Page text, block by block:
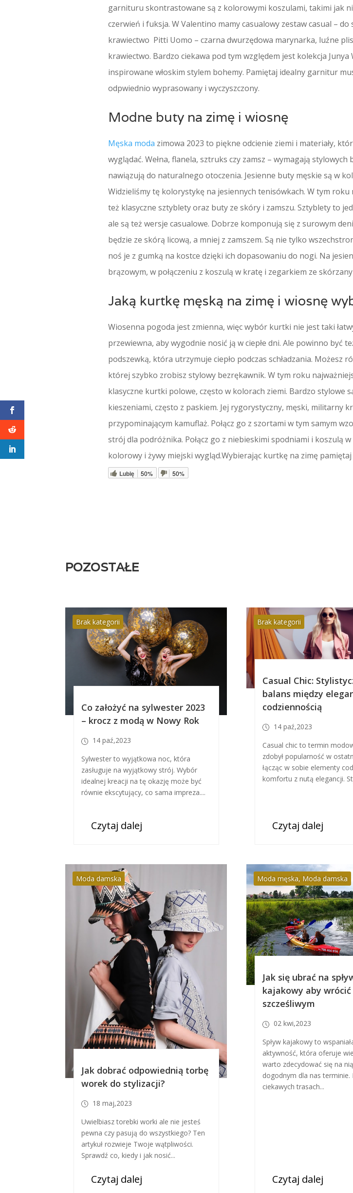
garnituru skontrastowane są z kolorowymi koszulami, takimi jak
czerwień i fuksja. W Valentino mamy casualowy zestaw casual –
krawiectwo Pitti Uomo – czarna dwurzędowa marynarka, luźne
krawiectwo. Bardzo ciekawa pod tym względem jest kolekcja
inspirowane włoskim stylem bohemy. Pamiętaj idealny garnitur
odpwiednio wyprasowany i wyczyszczony.
Modne buty na zimę i wiosnę
Męska moda zimowa 2023 to piękne odcienie ziemi i materiały,
wyglądać. Wełna, flanela, sztruks czy zamsz – wymagają
nawiązują do naturalnego otoczenia. Jesienne buty męskie są w
Widzieliśmy tę kolorystykę na jesiennych tenisówkach. W tym
też klasyczne sztyblety oraz buty ze skóry i zamszu. Sztyblety to
ale są też wersje casualowe. Dobrze komponują się z surowym
będzie ze skórą licową, a mniej z zamszem. Są nie tylko
noś je z gumką na kostce dzięki ich dopasowaniu do nogi. Na
brązowym, w połączeniu z koszulą w kratę i zegarkiem ze
Jaką kurtkę męską na zimę i wiosnę
Wiosenna pogoda jest zmienna, więc wybór kurtki nie jest taki
przewiewna, aby wygodnie nosić ją w ciepłe dni. Ale powinno być
podszewką, która utrzymuje ciepło podczas schładzania. Możesz
której szybko zrobisz stylowy bezrękawnik. W tym roku
klasyczne kurtki polowe, często w kolorach ziemi. Bardzo stylowe
kieszeniami, często z paskiem. Jej rygorystyczny, męski, militarny
przypominającym kamuflaż. Połącz go z szortami w tym samym
strój dla podróżnika. Połącz go z niebieskimi spodniami i koszulą
kolorowy i żywy miejski wygląd.Wybierając kurtkę na zimę
Lubię 50% 50%
POZOSTAŁE
Brak kategorii
Co założyć na sylwester 2023
– krocz z modą w Nowy Rok
14 paź,2023
Sylwester to wyjątkowa noc, która
zasługuje na wyjątkowy strój. Wybór
idealnej kreacji na tę okazję może być
równie ekscytujący, co sama impreza....
Czytaj dalej
Brak kategorii
Casual Chic:
balans między
codziennością
14 paź,2023
Casual chic to termin
zdobył popularność w
łącząc w sobie elementy
komfortu z nutą elegancji.
Czytaj dalej
Moda damska
Jak dobrać odpowiednią torbę
worek do stylizacji?
18 maj,2023
Uwielbiasz torebki worki ale nie jesteś
pewna czy pasują do wszystkiego? Ten
artykuł rozwieje Twoje wątpliwości.
Sprawdź co, kiedy i jak nosić...
Czytaj dalej
Moda męska, Moda damska
Jak się ubrać na
kajakowy aby wrócić
szcześliwym
02 kwi,2023
Spływ kajakowy to
aktywność, która oferuje
warto zdecydować się na
dogodnym dla nas terminie.
ciekawych trasach...
Czytaj dalej